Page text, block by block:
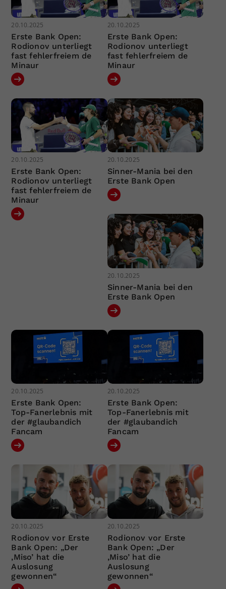
20.10.2025
Erste Bank Open:
Rodionov unterliegt
fast fehlerfreiem de
Minaur
20.10.2025
Erste Bank Open:
Rodionov unterliegt
fast fehlerfreiem de
Minaur
20.10.2025
Erste Bank Open:
Rodionov unterliegt
fast fehlerfreiem de
Minaur
20.10.2025
Sinner-Mania bei den
Erste Bank Open
20.10.2025
Sinner-Mania bei den
Erste Bank Open
20.10.2025
Erste Bank Open:
Top-Fanerlebnis mit
der #glaubandich
Fancam
20.10.2025
Erste Bank Open:
Top-Fanerlebnis mit
der #glaubandich
Fancam
20.10.2025
Rodionov vor Erste
Bank Open: „Der
‚Miso’ hat die
Auslosung
gewonnen“
20.10.2025
Rodionov vor Erste
Bank Open: „Der
‚Miso’ hat die
Auslosung
gewonnen“